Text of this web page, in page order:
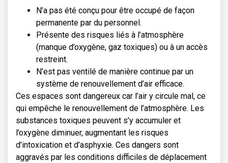
N’a pas été conçu pour être occupé de façon
permanente par du personnel.
Présente des risques liés à l’atmosphère
(manque d’oxygène, gaz toxiques) ou à un accès
restreint.
N’est pas ventilé de manière continue par un
système de renouvellement d’air efficace.
Ces espaces sont dangereux car l’air y circule mal, ce
qui empêche le renouvellement de l’atmosphère. Les
substances toxiques peuvent s’y accumuler et
l’oxygène diminuer, augmentant les risques
d’intoxication et d’asphyxie. Ces dangers sont
aggravés par les conditions difficiles de déplacement